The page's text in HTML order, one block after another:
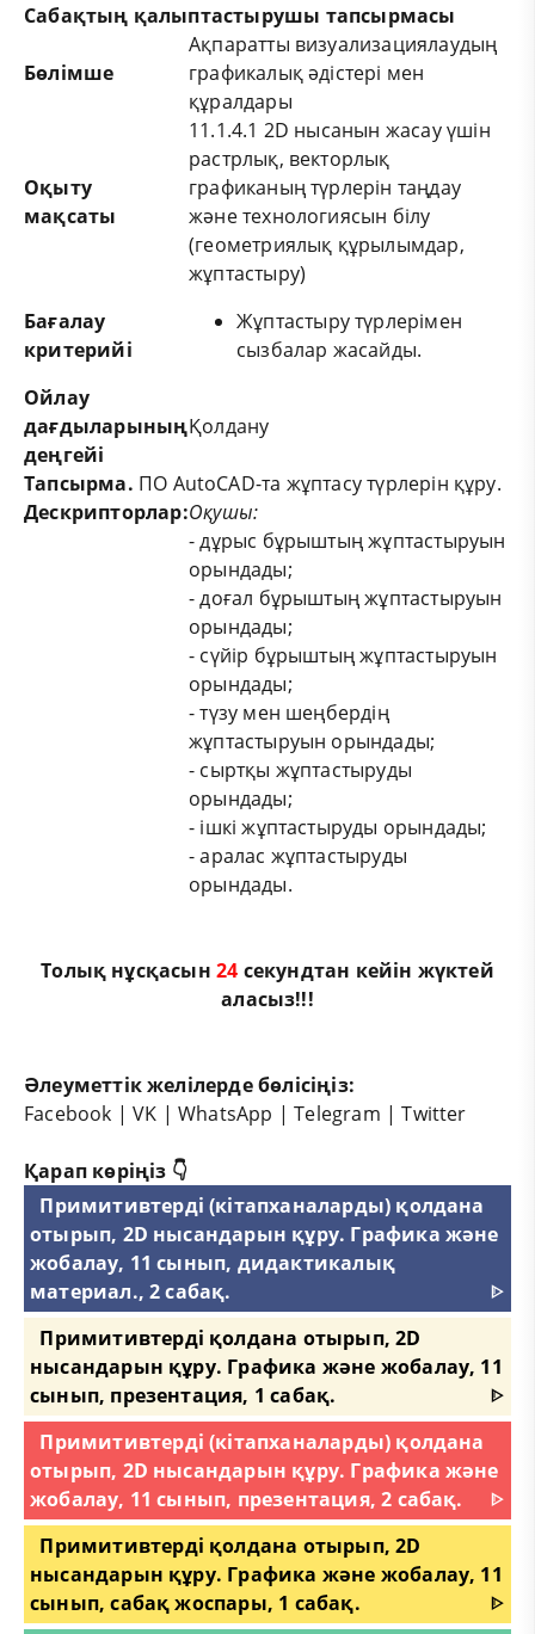
Сабақтың қалыптастырушы тапсырмасы
Бөлімше
Ақпаратты визуализациялаудың
графикалық әдістері мен
құралдары
Оқыту
мақсаты
11.1.4.1 2D нысанын жасау үшін
растрлық, векторлық
графиканың түрлерін таңдау
және технологиясын білу
(геометриялық құрылымдар,
жұптастыру)
Бағалау
критерийі
Жұптастыру түрлерімен
сызбалар жасайды.
Ойлау
дағдыларының
деңгейі
Қолдану
Тапсырма. ПО AutoCAD-та жұптасу түрлерін құру.
Дескрипторлар:Оқушы:
- дұрыс бұрыштың жұптастыруын
орындады;
- доғал бұрыштың жұптастыруын
орындады;
- сүйір бұрыштың жұптастыруын
орындады;
- түзу мен шеңбердің
жұптастыруын орындады;
- сыртқы жұптастыруды
орындады;
- ішкі жұптастыруды орындады;
- аралас жұптастыруды
орындады.
Толық нұсқасын23 секундтан кейін жүктей
аласыз!!!
Әлеуметтік желілерде бөлісіңіз:
Facebook |VK |WhatsApp |Telegram |Twitter
Қарап көріңіз 👇
Примитивтерді (кітапханаларды) қолдана
отырып, 2D нысандарын құру. Графика және
жобалау, 11 сынып, дидактикалық
материал., 2 сабақ.
ᐈ
Примитивтерді қолдана отырып, 2D
нысандарын құру. Графика және жобалау, 11
сынып, презентация, 1 сабақ.
ᐈ
Примитивтерді (кітапханаларды) қолдана
отырып, 2D нысандарын құру. Графика және
жобалау, 11 сынып, презентация, 2 сабақ.
ᐈ
Примитивтерді қолдана отырып, 2D
нысандарын құру. Графика және жобалау, 11
сынып, сабақ жоспары, 1 сабақ.
ᐈ